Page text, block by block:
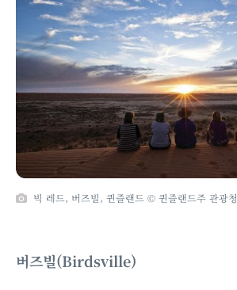
빅 레드, 버즈빌, 퀸즐랜드 © 퀸즐랜드주 관광청
버즈빌(Birdsville)